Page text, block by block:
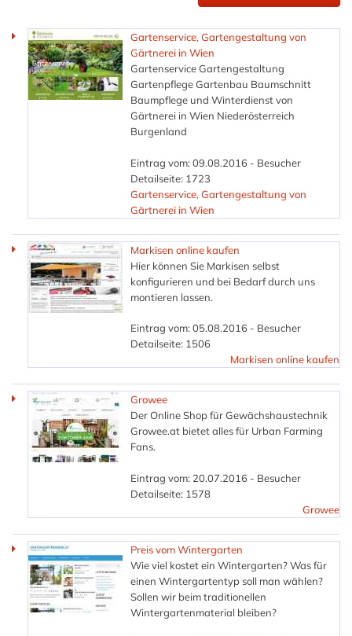
Gartenservice, Gartengestaltung von
Gärtnerei in Wien
Gartenservice Gartengestaltung
Gartenpflege Gartenbau Baumschnitt
Baumpflege und Winterdienst von
Gärtnerei in Wien Niederösterreich
Burgenland
Eintrag vom: 09.08.2016 - Besucher
Detailseite: 1723
Gartenservice, Gartengestaltung von
Gärtnerei in Wien
Markisen online kaufen
Hier können Sie Markisen selbst
konfigurieren und bei Bedarf durch uns
montieren lassen.
Eintrag vom: 05.08.2016 - Besucher
Detailseite: 1506
Markisen online kaufen
Growee
Der Online Shop für Gewächshaustechnik
Growee.at bietet alles für Urban Farming
Fans.
Eintrag vom: 20.07.2016 - Besucher
Detailseite: 1578
Growee
Preis vom Wintergarten
Wie viel kostet ein Wintergarten? Was für
einen Wintergartentyp soll man wählen?
Sollen wir beim traditionellen
Wintergartenmaterial bleiben?